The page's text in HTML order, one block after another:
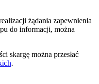
żądania zapewnienia
do informacji, można
skargę można przesłać
.